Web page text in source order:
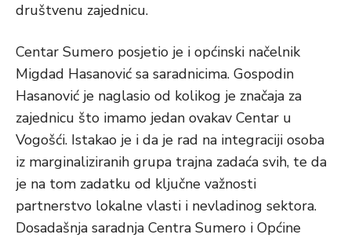
društvenu zajednicu.
Centar Sumero posjetio je i općinski načelnik
Migdad Hasanović sa saradnicima. Gospodin
Hasanović je naglasio od kolikog je značaja za
zajednicu što imamo jedan ovakav Centar u
Vogošći. Istakao je i da je rad na integraciji osoba
iz marginaliziranih grupa trajna zadaća svih, te da
je na tom zadatku od ključne važnosti
partnerstvo lokalne vlasti i nevladinog sektora.
Dosadašnja saradnja Centra Sumero i Općine